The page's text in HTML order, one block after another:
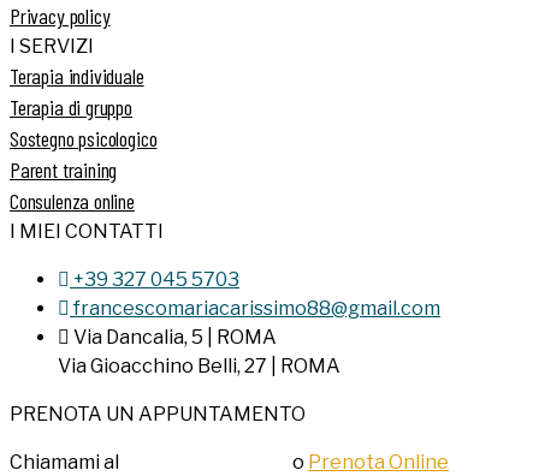
Privacy policy
I SERVIZI
Terapia individuale
Terapia di gruppo
Sostegno psicologico
Parent training
Consulenza online
I MIEI CONTATTI
+39 327 045 5703
francescomariacarissimo88@gmail.com
Via Dancalia, 5 | ROMA
Via Gioacchino Belli, 27 | ROMA
PRENOTA UN APPUNTAMENTO
Chiamami al o Prenota Online